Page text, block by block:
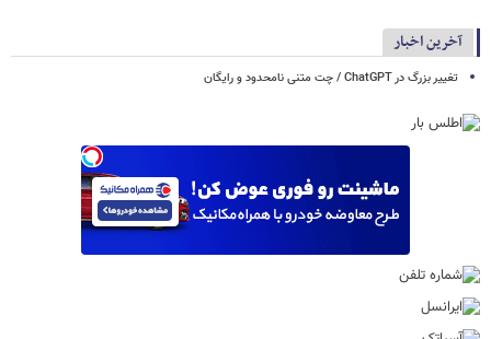
آخرین اخبار
تغییر بزرگ در ChatGPT / چت متنی نامحدود و رایگان